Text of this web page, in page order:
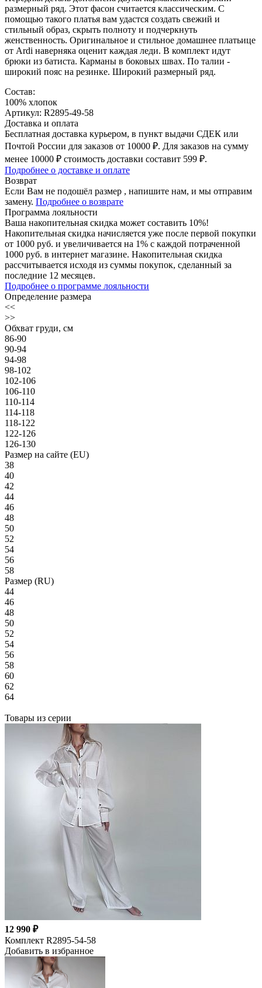
размерный ряд. Этот фасон считается классическим. С
помощью такого платья вам удастся создать свежий и
стильный образ, скрыть полноту и подчеркнуть
женственность. Оригинальное и стильное домашнее платьице
от Ardi наверняка оценит каждая леди. В комплект идут
брюки из батиста. Карманы в боковых швах. По талии -
широкий пояс на резинке. Широкий размерный ряд.
Состав:
100% хлопок
Артикул: R2895-49-58
Доставка и оплата
Бесплатная доставка курьером, в пункт выдачи СДЕК или
Почтой России для заказов от 10000 ₽. Для заказов на сумму
менее 10000 ₽ стоимость доставки составит 599 ₽.
Подробнее о доставке и оплате
Возврат
Если Вам не подошёл размер , напишите нам, и мы отправим
замену. Подробнее о возврате
Программа лояльности
Ваша накопительная скидка может составить 10%!
Накопительная скидка начисляется уже после первой покупки
от 1000 руб. и увеличивается на 1% с каждой потраченной
1000 руб. в интернет магазине. Накопительная скидка
рассчитывается исходя из суммы покупок, сделанный за
последние 12 месяцев.
Подробнее о программе лояльности
Определение размера
<<
>>
Обхват груди, см
86-90
90-94
94-98
98-102
102-106
106-110
110-114
114-118
118-122
122-126
126-130
Размер на сайте (EU)
38
40
42
44
46
48
50
52
54
56
58
Размер (RU)
44
46
48
50
52
54
56
58
60
62
64
Товары из серии
12 990 ₽
Комплект R2895-54-58
Добавить в избранное